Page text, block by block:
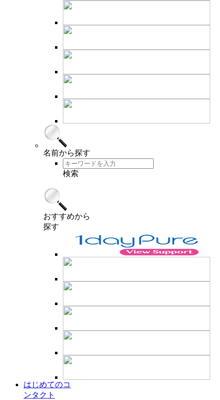
名前から探す
検索
おすすめから
探す
はじめてのコ
ンタクト